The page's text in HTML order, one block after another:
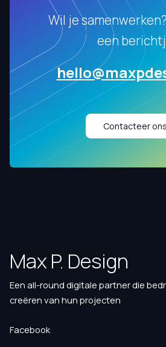
Wil je
een
Contacteer ons
Max P. Design
Een all-round digitale partner die
creëren van hun projecten
Facebook